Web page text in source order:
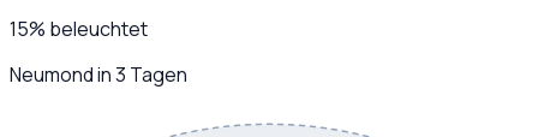
15% beleuchtet
Neumond in 3 Tagen